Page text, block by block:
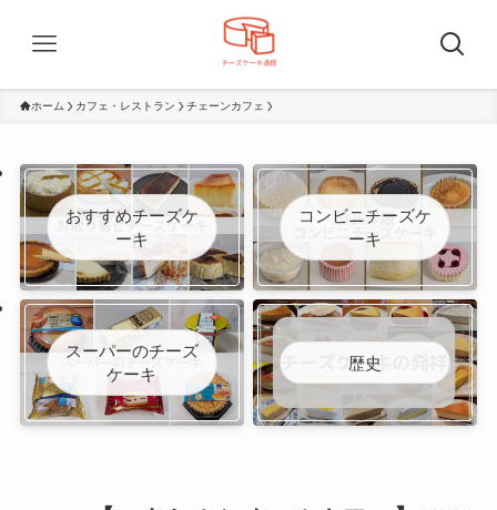
ホーム カフェ・レストラン チェーンカフェ
おすすめチーズケ
ーキ
コンビニチーズケ
ーキ
スーパーのチーズ
ケーキ
歴史